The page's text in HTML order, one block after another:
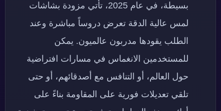
بسيطة، في عام 2025، تأتي مزودة بشاشات
لمس عالية الدقة تعرض دروساً مباشرة وعند
الطلب يقودها مدربون عالميون. يمكن
للمستخدمين الانغماس في مسارات افتراضية
حول العالم، أو التنافس مع أصدقائهم، أو حتى
تلقي تعديلات فورية على المقاومة بناءً على